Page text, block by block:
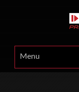
Menu